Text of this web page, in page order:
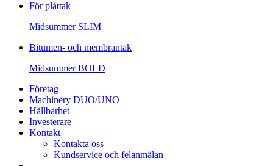
För plåttak
Midsummer SLIM
Bitumen- och membrantak
MidsummerBOLD
Företag
Machinery DUO/UNO
Hållbarhet
Investerare
Kontakt
Kontakta oss
Kundservice och felanmälan